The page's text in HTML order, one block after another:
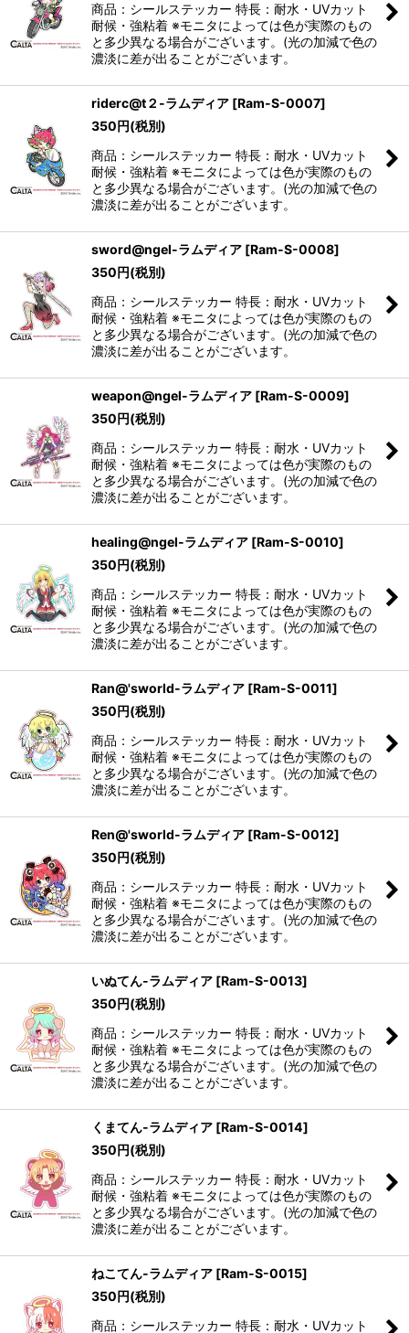
商品：シールステッカー 特長：耐水・UVカット
耐候・強粘着 ※モニタによっては色が実際のもの
と多少異なる場合がございます。(光の加減で色の
濃淡に差が出ることがございます。
riderc@t２-ラムディア [Ram-S-0007]
350円(税別)
商品：シールステッカー 特長：耐水・UVカット
耐候・強粘着 ※モニタによっては色が実際のもの
と多少異なる場合がございます。(光の加減で色の
濃淡に差が出ることがございます。
sword@ngel-ラムディア [Ram-S-0008]
350円(税別)
商品：シールステッカー 特長：耐水・UVカット
耐候・強粘着 ※モニタによっては色が実際のもの
と多少異なる場合がございます。(光の加減で色の
濃淡に差が出ることがございます。
weapon@ngel-ラムディア [Ram-S-0009]
350円(税別)
商品：シールステッカー 特長：耐水・UVカット
耐候・強粘着 ※モニタによっては色が実際のもの
と多少異なる場合がございます。(光の加減で色の
濃淡に差が出ることがございます。
healing@ngel-ラムディア [Ram-S-0010]
350円(税別)
商品：シールステッカー 特長：耐水・UVカット
耐候・強粘着 ※モニタによっては色が実際のもの
と多少異なる場合がございます。(光の加減で色の
濃淡に差が出ることがございます。
Ran@'sworld-ラムディア [Ram-S-0011]
350円(税別)
商品：シールステッカー 特長：耐水・UVカット
耐候・強粘着 ※モニタによっては色が実際のもの
と多少異なる場合がございます。(光の加減で色の
濃淡に差が出ることがございます。
Ren@'sworld-ラムディア [Ram-S-0012]
350円(税別)
商品：シールステッカー 特長：耐水・UVカット
耐候・強粘着 ※モニタによっては色が実際のもの
と多少異なる場合がございます。(光の加減で色の
濃淡に差が出ることがございます。
いぬてん-ラムディア [Ram-S-0013]
350円(税別)
商品：シールステッカー 特長：耐水・UVカット
耐候・強粘着 ※モニタによっては色が実際のもの
と多少異なる場合がございます。(光の加減で色の
濃淡に差が出ることがございます。
くまてん-ラムディア [Ram-S-0014]
350円(税別)
商品：シールステッカー 特長：耐水・UVカット
耐候・強粘着 ※モニタによっては色が実際のもの
と多少異なる場合がございます。(光の加減で色の
濃淡に差が出ることがございます。
ねこてん-ラムディア [Ram-S-0015]
350円(税別)
商品：シールステッカー 特長：耐水・UVカット